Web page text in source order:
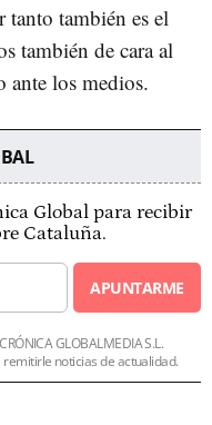
tanto también es el
también de cara al
ante los medios.
Global para recibir
Cataluña.
APUNTARME
GLOBALMEDIA S.L.
noticias de actualidad.